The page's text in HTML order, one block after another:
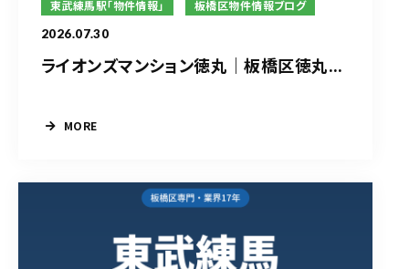
東武練馬駅「物件情報」 板橋区物件情報ブログ
2026.07.30
ライオンズマンション徳丸｜板橋区徳丸...
MORE